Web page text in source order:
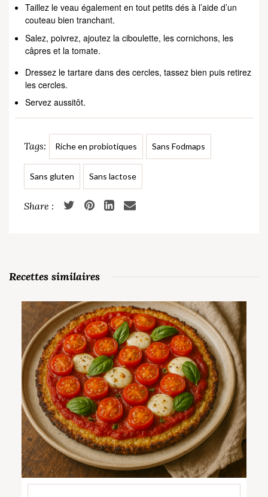
Taillez le veau également en tout petits dés à l’aide d’un
couteau bien tranchant.
Salez, poivrez, ajoutez la ciboulette, les cornichons, les
câpres et la tomate.
Dressez le tartare dans des cercles, tassez bien puis retirez
les cercles.
Servez aussitôt.
Tags: Riche en probiotiques Sans Fodmaps
Sans gluten Sans lactose
Recettes similaires